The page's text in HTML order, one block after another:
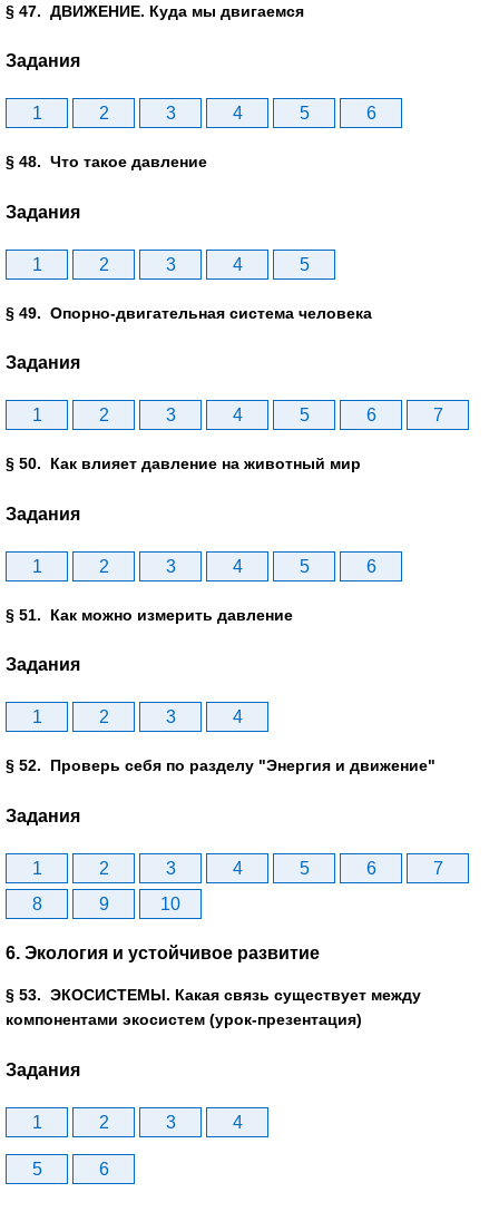
§ 47. ДВИЖЕНИЕ. Куда мы двигаемся
Задания
1 2 3 4 5 6
§ 48. Что такое давление
Задания
1 2 3 4 5
§ 49. Опорно-двигательная система человека
Задания
1 2 3 4 5 6 7
§ 50. Как влияет давление на животный мир
Задания
1 2 3 4 5 6
§ 51. Как можно измерить давление
Задания
1 2 3 4
§ 52. Проверь себя по разделу "Энергия и движение"
Задания
1 2 3 4 5 6
7
8
9 10
6. Экология и устойчивое развитие
§ 53. ЭКОСИСТЕМЫ. Какая связь существует между
компонентами экосистем (урок-презентация)
Задания
1 2 3 4
5 6